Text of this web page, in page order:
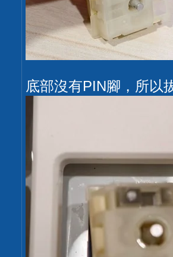
底部沒有PIN腳，所以